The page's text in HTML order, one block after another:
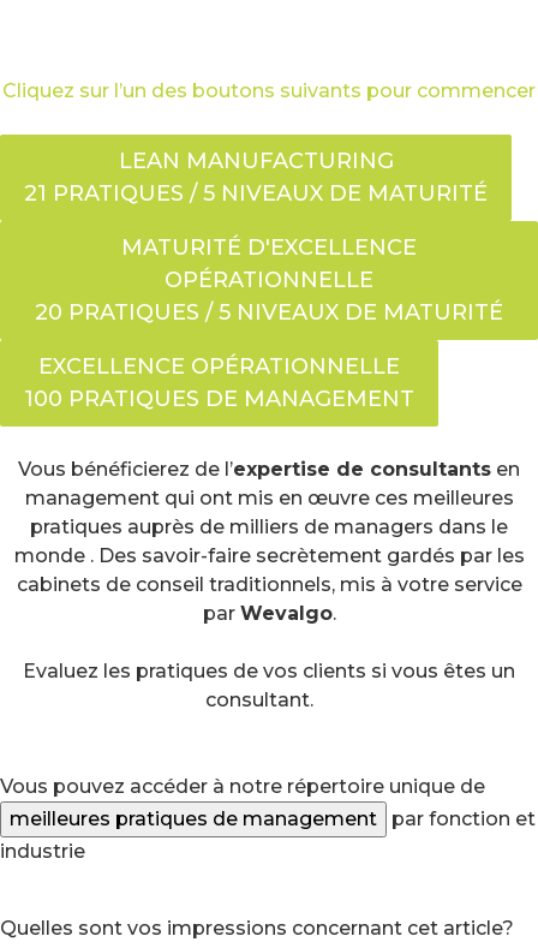
Cliquez sur l’un des boutons suivants pour commencer
LEAN MANUFACTURING
21 PRATIQUES / 5 NIVEAUX DE MATURITÉ
MATURITÉ D'EXCELLENCE
OPÉRATIONNELLE
20 PRATIQUES / 5 NIVEAUX DE MATURITÉ
EXCELLENCE OPÉRATIONNELLE
100 PRATIQUES DE MANAGEMENT
Vous bénéficierez de l’expertise de consultants en
management qui ont mis en œuvre ces meilleures
pratiques auprès de milliers de managers dans le
monde . Des savoir-faire secrètement gardés par les
cabinets de conseil traditionnels, mis à votre service
par Wevalgo.
Evaluez les pratiques de vos clients si vous êtes un
consultant.
Vous pouvez accéder à notre répertoire unique de
meilleures pratiques de management
par fonction et
industrie
Quelles sont vos impressions concernant cet article?